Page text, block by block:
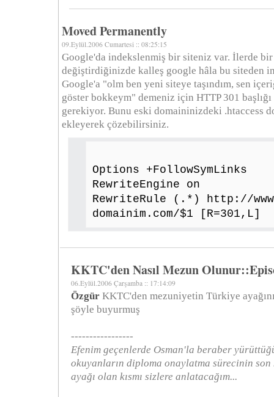
Moved Permanently
09.Eylül.2006 Cumartesi :: 08:25:15
Google'da indekslenmiş bir siteniz var. İlerde bir
değiştirdiğinizde kalleş google hâla bu siteden
Google'a "olm ben yeni siteye taşındım, sen
göster bokkeym" demeniz için HTTP 301
gerekiyor. Bunu eski domaininizdeki .htaccess
ekleyerek çözebilirsiniz.
Options +FollowSymLinks
RewriteEngine on
RewriteRule (.*) http://
domainim.com/$1 [R=301,L]
KKTC'den Nasıl Mezun
06.Eylül.2006 Çarşamba :: 17:14:09
Özgür KKTC'den mezuniyetin Türkiye
şöyle buyurmuş
-----------------
Efenim geçenlerde Osman'la beraber
okuyanların diploma onaylatma sürecinin son
ayağı olan kısmı sizlere anlatacağım...